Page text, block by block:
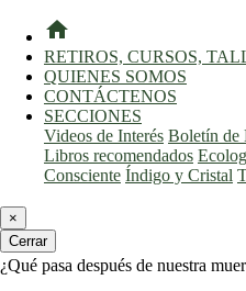
home
RETIROS, CURSOS,
QUIENES SOMOS
CONTÁCTENOS
SECCIONES
Videos de Interés Boletín de
Libros recomendados
Consciente Índigo y Cristal
×
Cerrar
¿Qué pasa después de nuestra